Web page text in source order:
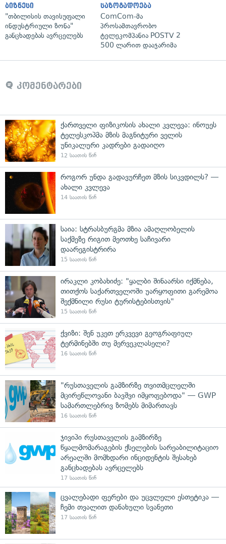
ბიზნესი
"თბილისის თავისუფალი
ინდუსტრიული ზონა"
განცხადებას ავრცელებს
საზოგადოება
ComCom-მა
პროსამთავრობო
ტელეკომპანია POSTV 2
500 ლარით დააჯარიმა
კომენტარები
ქართველი ფიზიკოსის ახალი კვლევა: ინოუეს
ტელესკოპმა მზის მაგნიტური ველის
უნიკალური კადრები გადაიღო
12 საათის წინ
როგორ უნდა გადავურჩეთ მზის სიკვდილს? —
ახალი კვლევა
14 საათის წინ
საია: სტრასბურგმა მზია ამაღლობელის
საქმეზე რიგით მეოთხე საჩივარი
დაარეგისტრირა
15 საათის წინ
ირაკლი კობახიძე: "ყალბი შინაარსი იქმნება,
თითქოს საქართველოში უარყოფითი გარემოა
შექმნილი რუსი ტურისტებისთვის"
15 საათის წინ
ქვიზი: შენ უკეთ ერკვევი გეოგრაფიულ
ტერმინებში თუ მერვეკლასელი?
16 საათის წინ
"რუსთაველის გამზირზე თვითმცლელში
მცირეწლოვანი ბავშვი იმყოფებოდა" — GWP
სამართლებრივ ზომებს მიმართავს
16 საათის წინ
ჯივიპი რუსთაველის გამზირზე
წყალმომარაგების ქსელების სარეაბილიტაციო
არეალში მომხდარი ინციდენტის შესახებ
განცხადებას ავრცელებს
17 საათის წინ
ცვალებადი ფერები და უცვლელი ესთეტიკა —
ჩემი თვალით დანახული სვანეთი
17 საათის წინ